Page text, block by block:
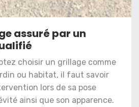
assuré par un
choisir un grillage comme
ou habitat, il faut savoir
lors de sa pose
ainsi que son apparence.